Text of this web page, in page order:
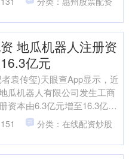
307.....
地瓜机器人注册资
亿元
袁传玺)天眼查App显示，近
瓜机器人有限公司发生工商
资本由6.3亿元增至16.3亿
息显示，该公司由D-
分类：在线配资炒股